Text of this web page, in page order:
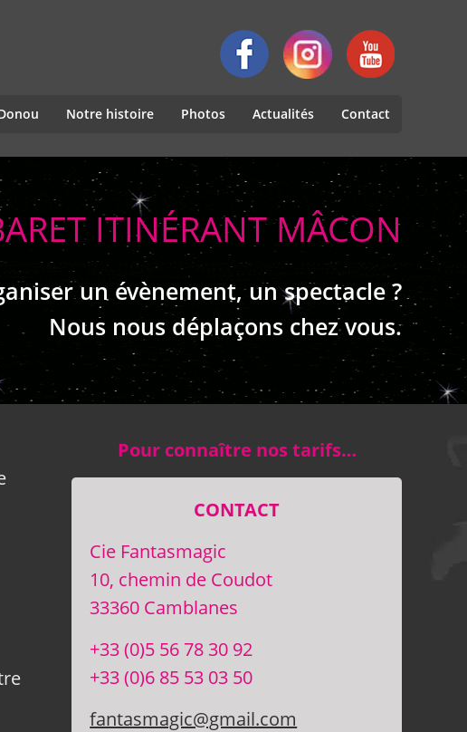
Notre histoire Photos Actualités Contact
ITINÉRANT MÂCON
un évènement, un spectacle ?
Nous nous déplaçons chez vous.
Pour connaître nos tarifs…
CONTACT
Cie Fantasmagic
10, chemin de Coudot
33360 Camblanes
+33 (0)5 56 78 30 92
+33 (0)6 85 53 03 50
fantasmagic@gmail.com